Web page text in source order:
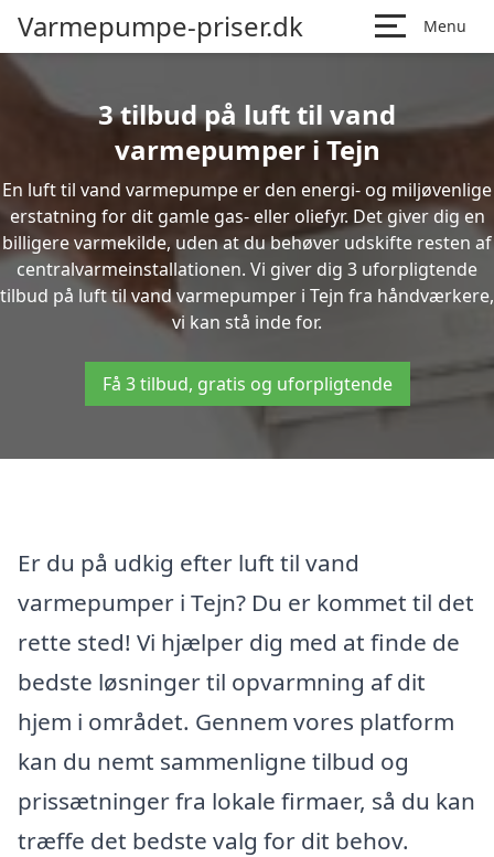
Varmepumpe-priser.dk Menu
3 tilbud på luft til vand
varmepumper i Tejn
En luft til vand varmepumpe er den energi- og miljøvenlige
erstatning for dit gamle gas- eller oliefyr. Det giver dig en
billigere varmekilde, uden at du behøver udskifte resten af
centralvarmeinstallationen. Vi giver dig 3 uforpligtende
tilbud på luft til vand varmepumper i Tejn fra håndværkere,
vi kan stå inde for.
Få 3 tilbud, gratis og uforpligtende
Er du på udkig efter luft til vand
varmepumper i Tejn? Du er kommet til det
rette sted! Vi hjælper dig med at finde de
bedste løsninger til opvarmning af dit
hjem i området. Gennem vores platform
kan du nemt sammenligne tilbud og
prissætninger fra lokale firmaer, så du kan
træffe det bedste valg for dit behov.